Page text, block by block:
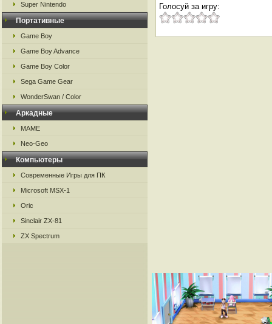
Super Nintendo
Портативные
Game Boy
Game Boy Advance
Game Boy Color
Sega Game Gear
WonderSwan / Color
Аркадные
MAME
Neo-Geo
Компьютеры
Современные Игры для ПК
Microsoft MSX-1
Oric
Sinclair ZX-81
ZX Spectrum
Голосуй за игру: